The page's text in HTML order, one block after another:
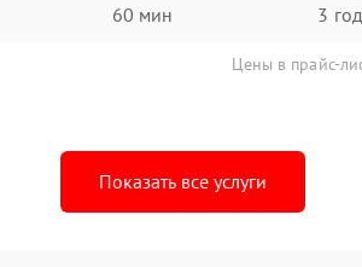
60 мин 3
Цены в прайс-
Показать все услуги